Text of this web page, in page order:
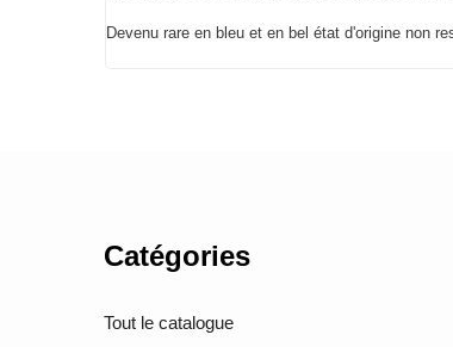
Devenu rare en bleu et en bel état d'origine non
Catégories
Tout le catalogue